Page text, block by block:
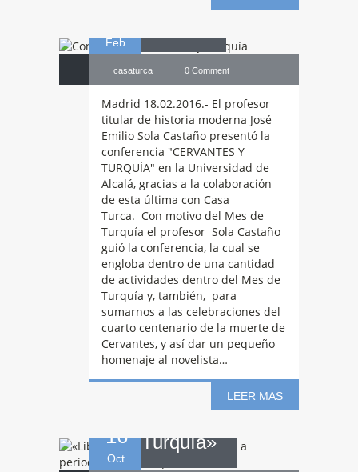
Feb
casaturca 0 Comment
Madrid 18.02.2016.- El profesor
titular de historia moderna José
Emilio Sola Castaño presentó la
conferencia "CERVANTES Y
TURQUÍA" en la Universidad de
Alcalá, gracias a la colaboración
de esta última con Casa
Turca. Con motivo del Mes de
Turquía el profesor Sola Castaño
guió la conferencia, la cual se
engloba dentro de una cantidad
de actividades dentro del Mes de
Turquía y, también, para
sumarnos a las celebraciones del
cuarto centenario de la muerte de
Cervantes, y así dar un pequeño
homenaje al novelista…
LEER MAS
16
Oct
«Libertadde
expresión y acoso
a periodistas en
Turquía»